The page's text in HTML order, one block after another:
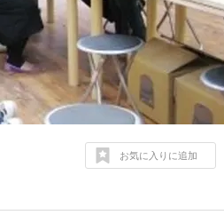
お気に入りに追加